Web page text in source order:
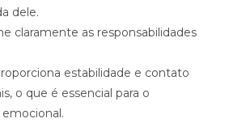
dele.
claramente as responsabilidades
estabilidade e contato
o que é essencial para o